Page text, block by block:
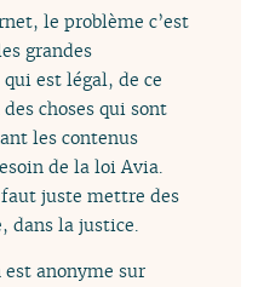
le problème c’est
grandes
est légal, de ce
choses qui sont
les contenus
de la loi Avia.
juste mettre des
dans la justice.
est anonyme sur